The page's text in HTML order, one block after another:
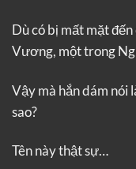
Dù có bị mất mặt
Vương, một trong
Vậy mà hắn dám nói
sao?
Tên này thật sự…